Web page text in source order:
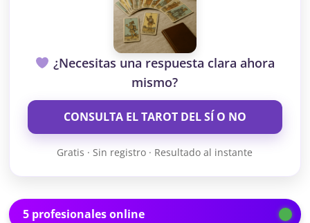
¿Necesitas una respuesta clara ahora
mismo?
CONSULTA EL TAROT DEL SÍ O NO
Gratis · Sin registro · Resultado al instante
5 profesionales online